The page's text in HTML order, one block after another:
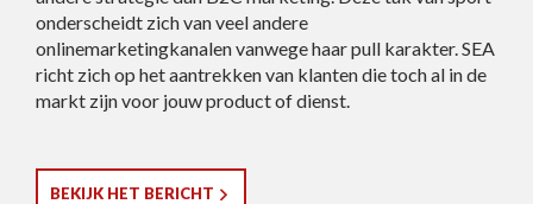
onderscheidt zich van veel andere
onlinemarketingkanalen vanwege haar pull karakter. SEA
richt zich op het aantrekken van klanten die toch al in de
markt zijn voor jouw product of dienst.
BEKIJK HET BERICHT